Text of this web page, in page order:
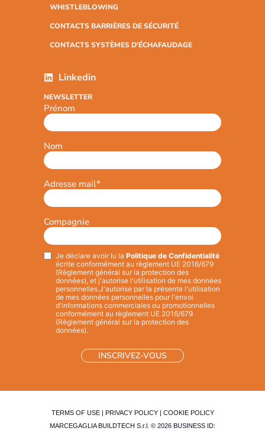
WHISTLEBLOWING
CONTACTS BARRIÈRES DE SÉCURITÉ
CONTACTS SYSTÈMES D'ÉCHAFAUDAGE
Linkedin
NEWSLETTER
Prénom
Nom
Adresse mail*
Compagnie
Privacy*
Je déclare avoir lu la Politique de Confidentialité
écrite conformément au règlement UE 2016/679
(Règlement général sur la protection des
données), et j'autorise l'utilisation de mes données
personnelles.J'autorise par la présente l'utilisation
de mes données personnelles pour l'envoi
d'informations commerciales ou promotionnelles
conformément au règlement UE 2016/679
(Règlement général sur la protection des
données).
TERMS OF USE| PRIVACY POLICY| COOKIE POLICY
MARCEGAGLIA BUILDTECH S.r.l. © 2026 BUSINESS ID: